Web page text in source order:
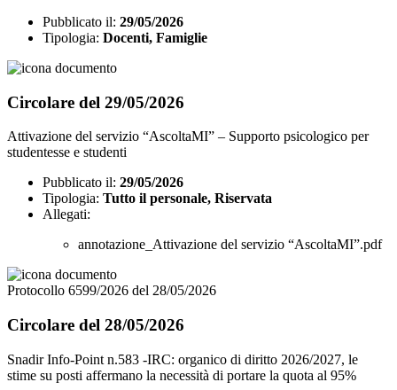
Pubblicato il: 29/05/2026
Tipologia: Docenti, Famiglie
Circolare del 29/05/2026
Attivazione del servizio “AscoltaMI” – Supporto psicologico per
studentesse e studenti
Pubblicato il: 29/05/2026
Tipologia: Tutto il personale, Riservata
Allegati:
annotazione_Attivazione del servizio “AscoltaMI”.pdf
Protocollo 6599/2026 del 28/05/2026
Circolare del 28/05/2026
Snadir Info-Point n.583 -IRC: organico di diritto 2026/2027, le
stime su posti affermano la necessità di portare la quota al 95%